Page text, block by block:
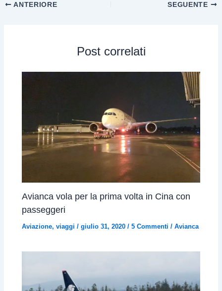
ANTERIORE SEGUENTE
Post correlati
Avianca vola per la prima volta in Cina con
passeggeri
Aviazione,viaggi /giulio 31, 2020/5 Commenti /Avianca